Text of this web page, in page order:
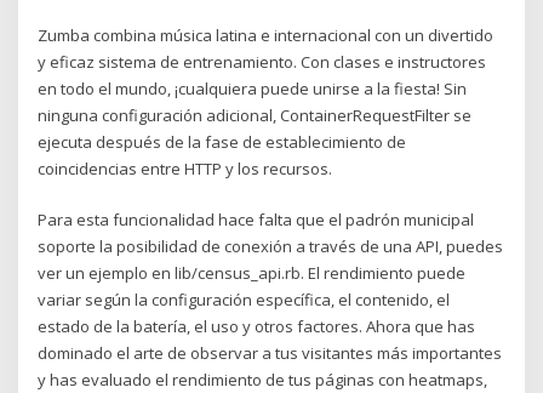
Zumba combina música latina e internacional con un divertido
y eficaz sistema de entrenamiento. Con clases e instructores
en todo el mundo, ¡cualquiera puede unirse a la fiesta! Sin
ninguna configuración adicional, ContainerRequestFilter se
ejecuta después de la fase de establecimiento de
coincidencias entre HTTP y los recursos.
Para esta funcionalidad hace falta que el padrón municipal
soporte la posibilidad de conexión a través de una API, puedes
ver un ejemplo en lib/census_api.rb. El rendimiento puede
variar según la configuración específica, el contenido, el
estado de la batería, el uso y otros factores. Ahora que has
dominado el arte de observar a tus visitantes más importantes
y has evaluado el rendimiento de tus páginas con heatmaps,